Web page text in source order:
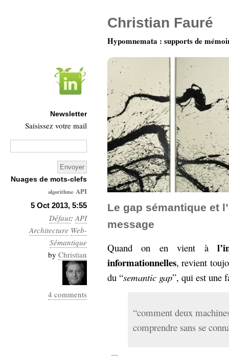
5 Oct 2013, 5:55
Défaut:API
Architecture Web-
Sémantique
by Christian
4 comments
Le gap sémantique et
message
Quand on en vient à
informationnelles, revient
du “semantic gap”, qui est une
“comment deux
comprendre sans se
Christian Fauré
Hypomnemata : supports de
Newsletter
Saisissez votre mail
Nuages de mots-clefs
algorithme API
Architecture
Ars-
Industrialis
business_model
cinéma
Cloud